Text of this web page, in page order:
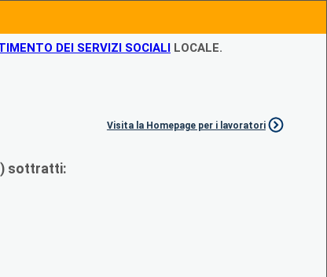
DEI SERVIZI SOCIALI LOCALE.
Visita la Homepage per i lavoratori
sottratti: